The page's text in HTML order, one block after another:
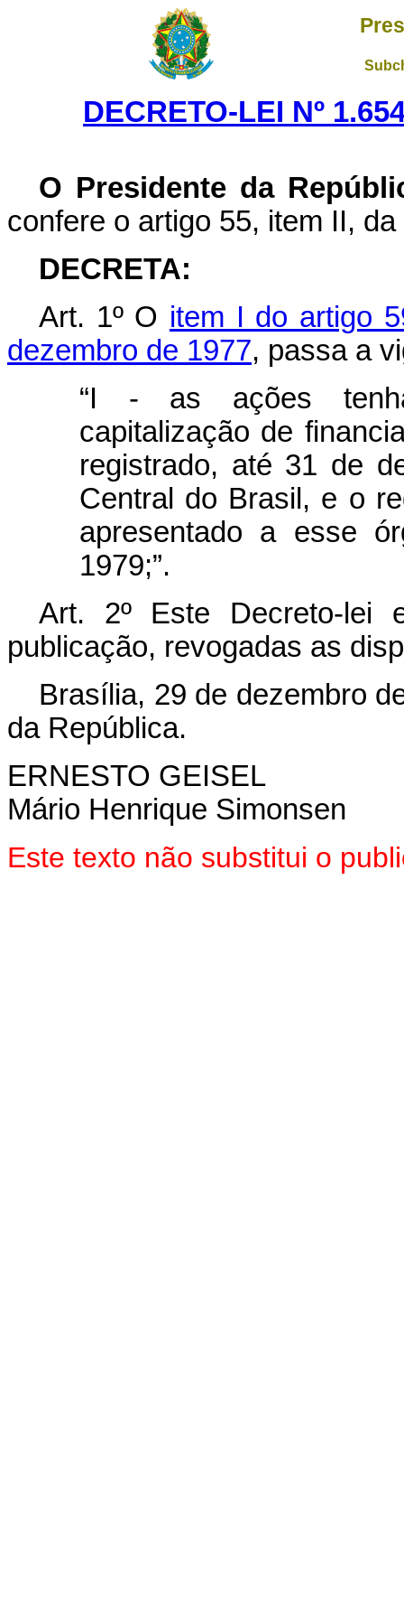
DECRETO-LEI Nº
O Presidente da
confere o artigo 55, item II,
DECRETA:
Art. 1º O item I do artigo
dezembro de 1977, passa a
“I - as ações
capitalização de
registrado, até 31 de
Central do Brasil, e o
apresentado a esse
1979;”.
Art. 2º Este Decreto-lei
publicação, revogadas as
Brasília, 29 de dezembro
da República.
ERNESTO GEISEL
Mário Henrique Simonsen
Este texto não substitui o